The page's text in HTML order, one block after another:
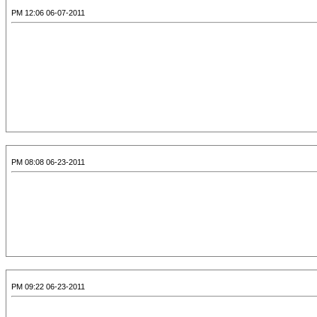
06-07-2011 12:06 PM
06-23-2011 08:08 PM
06-23-2011 09:22 PM